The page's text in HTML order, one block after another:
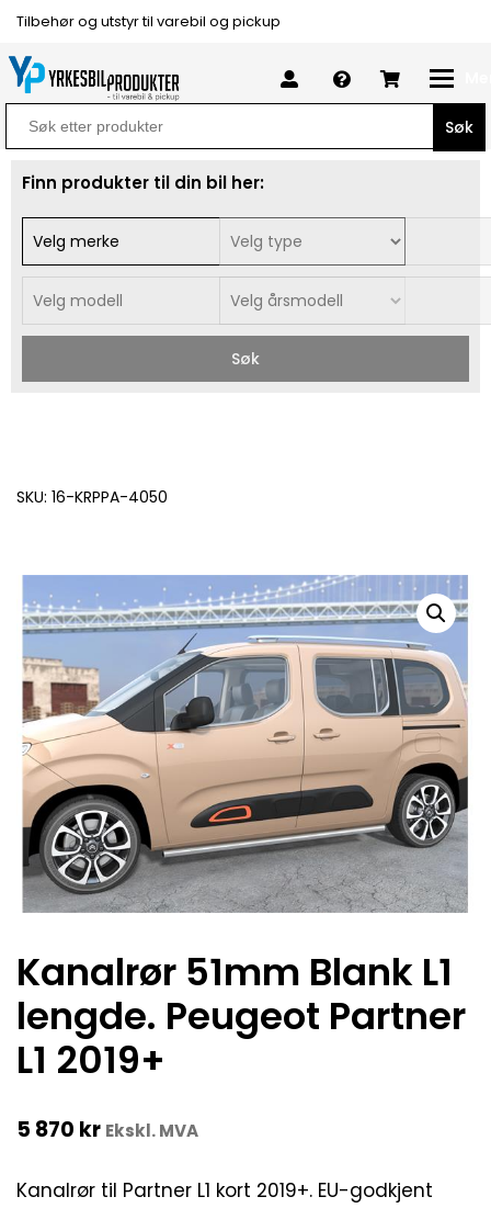
Tilbehør og utstyr til varebil og pickup
Search
for:
Finn produkter til din bil her:
Søk
SKU: 16-KRPPA-4050
Kanalrør 51mm Blank L1
lengde. Peugeot Partner
L1 2019+
5 870 kr Ekskl. MVA
Kanalrør til Partner L1 kort 2019+. EU-godkjent